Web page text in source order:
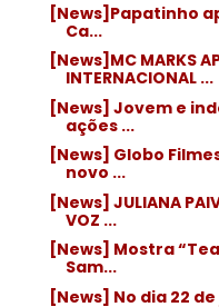
[News]Papatinho
Ca...
[News]MC MARKS
INTERNACIONAL ...
[News] Jovem e
ações ...
[News] Globo
novo ...
[News] JULIANA
VOZ ...
[News] Mostra
Sam...
[News] No dia 22